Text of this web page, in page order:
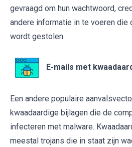
gevraagd om hun wachtwoord,
andere informatie in te voeren die
wordt gestolen.
E-mails met
Een andere populaire
kwaadaardige bijlagen die de
infecteren met malware.
meestal trojans die in staat zijn